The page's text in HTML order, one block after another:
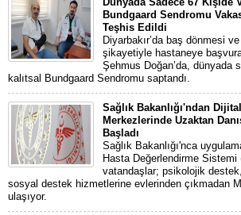
Bundgaard Sendromu
Teşhis Edildi
Diyarbakır’da baş dönmesi ve
şikayetiyle hastaneye
Şehmus Doğan’da, dünyada
kalıtsal Bundgaard Sendromu saptandı.
Sağlık Bakanlığı'ndan
Merkezlerinde Uzaktan
Başladı
Sağlık Bakanlığı'nca
Hasta Değerlendirme
vatandaşlar; psikolojik
sosyal destek hizmetlerine evlerinden çıkmadan
ulaşıyor.